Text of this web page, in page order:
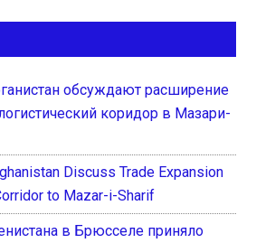
обсуждают расширение
коридор в Мазари-
Discuss Trade Expansion
to Mazar-i-Sharif
в Брюсселе приняло